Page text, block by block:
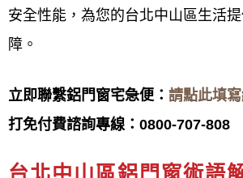
鋁門窗工程宅急便 擁有多年鋁門窗
從規劃丈量、設計到施工，秉持著用
信，來服務所有客戶，從每一個小
討論溝通，從鋁門窗款式到施工完成
以降低客戶成本，達到最高品質。
安全性能，為您的台北中山區生活
障。
立即聯繫鋁門窗宅急便： 請點此填
打免付費諮詢專線： 0800-707-808
台北中山區鋁門窗術語